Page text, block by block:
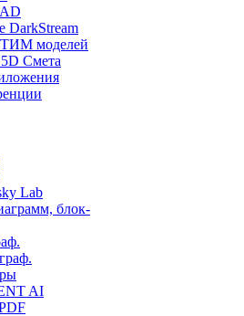
DarkStream
моделей
Смета
Lab
блок-
AI